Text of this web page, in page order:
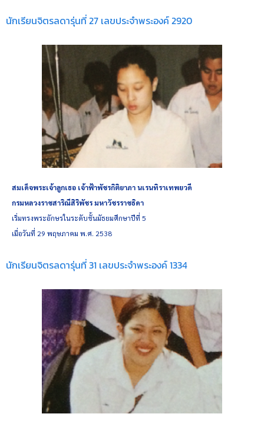
นักเรียนจิตรลดารุ่นที่ 27 เลขประจำพระองค์ 2920
สมเด็จพระเจ้าลูกเธอ เจ้าฟ้าพัชรกิติยาภา นเรนทิราเทพยวดี
กรมหลวงราชสาริณีสิริพัชร มหาวัชรราชธิดา
เริ่มทรงพระอักษรในระดับชั้นมัธยมศึกษาปีที่ 5
เมื่อวันที่ 29 พฤษภาคม พ.ศ. 2538
นักเรียนจิตรลดารุ่นที่ 31 เลขประจำพระองค์ 1334